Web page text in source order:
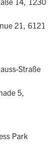
21, 6121
Straße
5,
Park